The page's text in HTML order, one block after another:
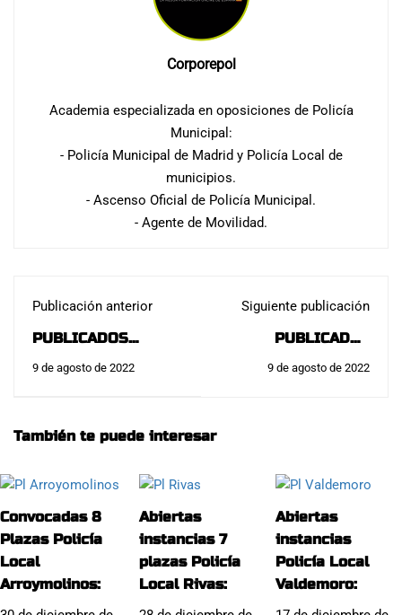
Corporepol
Academia especializada en oposiciones de Policía
Municipal:
- Policía Municipal de Madrid y Policía Local de
municipios.
- Ascenso Oficial de Policía Municipal.
- Agente de Movilidad.
Publicación anterior
PUBLICADOS
LISTADOS FINALES
9 de agosto de 2022
Siguiente publicación
PUBLICADAS
FÍSICAS POLICÍA
SEPTIEMBRE:
9 de agosto de 2022
También te puede interesar
Convocadas 8
Plazas Policía
Local
Arroymolinos:
Abiertas
instancias 7
plazas Policía
Local Rivas:
Abiertas
instancias
Policía Local
Valdemoro: